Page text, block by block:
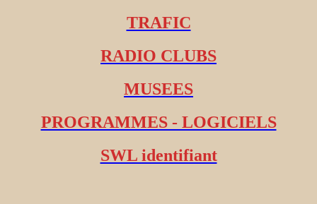
TRAFIC
RADIO CLUBS
MUSEES
PROGRAMMES - LOGICIELS
SWL identifiant